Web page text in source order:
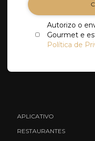
Autorizo o
Gourmet e
Política de
APLICATIVO
RESTAURANTES